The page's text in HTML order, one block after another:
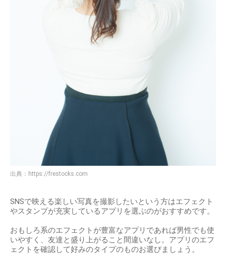
出典： https://frestocks.com
SNSで映える楽しい写真を撮影したいという方はエフェクト
やスタンプが充実しているアプリを選ぶのがおすすめです。
おもしろ系のエフェクトが豊富なアプリであれば男性でも使
いやすく、友達と盛り上がること間違いなし。アプリのエフ
ェクトを確認して好みのタイプのものお選びましょう。